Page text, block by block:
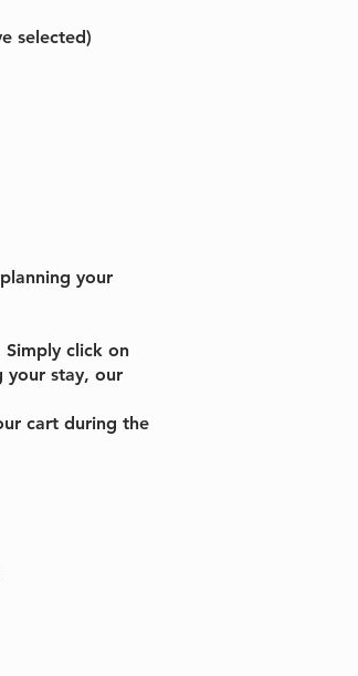
selected)
your
click on
your stay, our
cart during the